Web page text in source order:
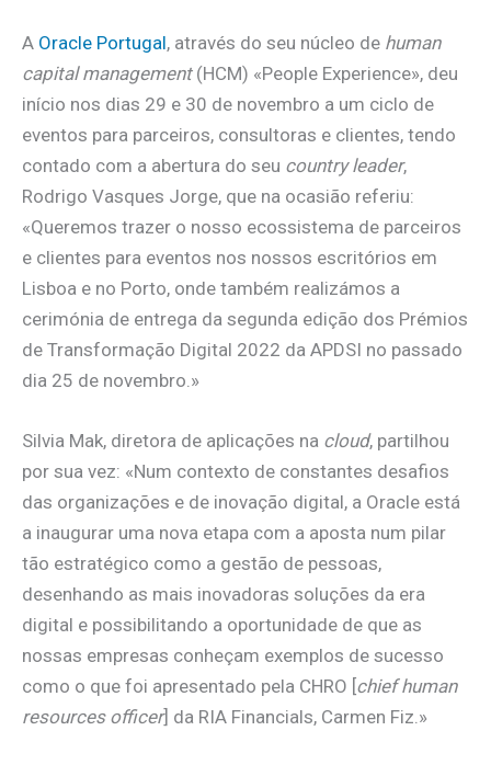
A Oracle Portugal, através do seu núcleo de human
capital management(HCM) «People Experience», deu
início nos dias 29 e 30 de novembro a um ciclo de
eventos para parceiros, consultoras e clientes, tendo
contado com a abertura do seu country leader,
Rodrigo Vasques Jorge, que na ocasião referiu:
«Queremos trazer o nosso ecossistema de parceiros
e clientes para eventos nos nossos escritórios em
Lisboa e no Porto, onde também realizámos a
cerimónia de entrega da segunda edição dos Prémios
de Transformação Digital 2022 da APDSI no passado
dia 25 de novembro.»
Silvia Mak, diretora de aplicações na cloud, partilhou
por sua vez: «Num contexto de constantes desafios
das organizações e de inovação digital, a Oracle está
a inaugurar uma nova etapa com a aposta num pilar
tão estratégico como a gestão de pessoas,
desenhando as mais inovadoras soluções da era
digital e possibilitando a oportunidade de que as
nossas empresas conheçam exemplos de sucesso
como o que foi apresentado pela CHRO [chief human
resources officer] da RIA Financials, Carmen Fiz.»